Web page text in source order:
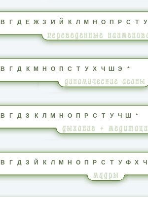
В Г Д Е Ж З И Й К Л М Н О П Р С Т У
В Г Д К М Н О П С Т У Х Ч Ш Э *
В Г Д З К Л М Н О П Р С Т У Ч Ш *
В Г Д З Й К Л М Н О П Р С Т У Ф Х Ч